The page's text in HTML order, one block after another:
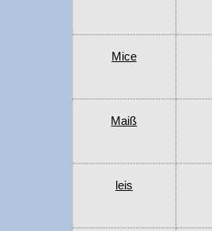
Mice
Maiß
leis